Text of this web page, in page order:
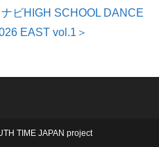
ビHIGH SCHOOL DANCE
EAST vol.1＞
TIME JAPAN project